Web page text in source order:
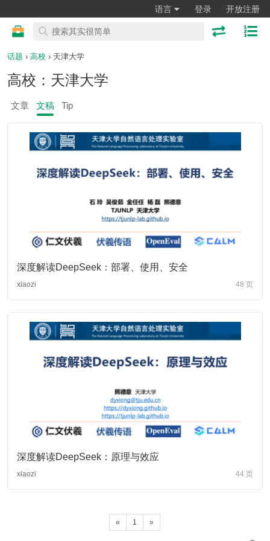
语言 登录 开放注册
话题 › 高校 › 天津大学
高校：天津大学
文章 文稿 Tip
深度解读DeepSeek：部署、使用、安全
xiaozi 48 页
深度解读DeepSeek：原理与效应
xiaozi 44 页
« 1 »